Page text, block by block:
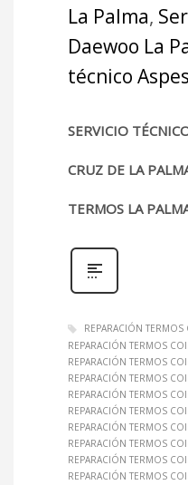
La Palma,
Daewoo La
técnico
SERVICIO
CRUZ DE LA
TERMOS LA
REPARACIÓN TERMOS
REPARACIÓN TERMOS
REPARACIÓN TERMOS
REPARACIÓN TERMOS
REPARACIÓN TERMOS
REPARACIÓN TERMOS
REPARACIÓN TERMOS
REPARACIÓN TERMOS
REPARACIÓN TERMOS
REPARACIÓN TERMOS